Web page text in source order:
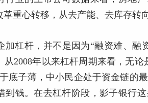
重心转移，从去产能、去库存转
加杠杆，并不是因为“融资难、融
2008年以来杠杆周期来看，无
底子薄，中小民企处于资金链的
到钱。在去杠杆阶段，影子银行